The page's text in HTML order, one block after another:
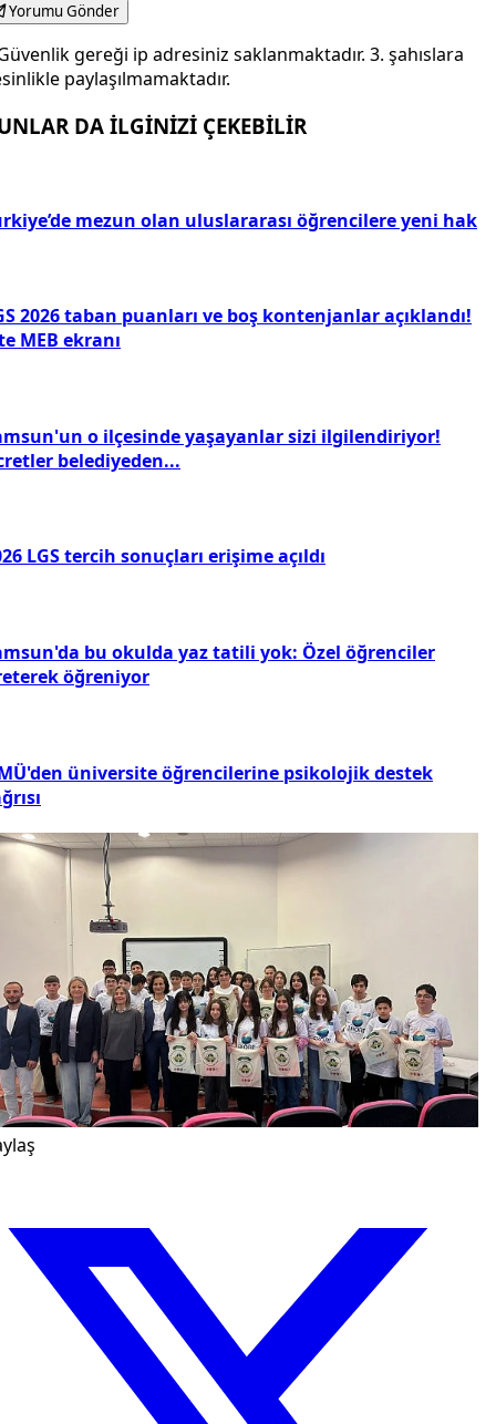
Yorumu Gönder
gereği ip adresiniz saklanmaktadır. 3. şahıslara
paylaşılmamaktadır.
DA İLGİNİZİ ÇEKEBİLİR
mezun olan uluslararası öğrencilere yeni hak
2026 taban puanları ve boş kontenjanlar açıklandı!
MEB ekranı
o ilçesinde yaşayanlar sizi ilgilendiriyor!
belediyeden...
LGS tercih sonuçları erişime açıldı
bu okulda yaz tatili yok: Özel öğrenciler
öğreniyor
üniversite öğrencilerine psikolojik destek